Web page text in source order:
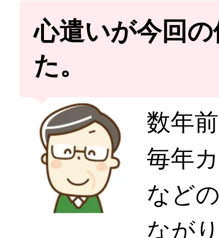
心遣いが今回
た。
数年
毎年
など
なが